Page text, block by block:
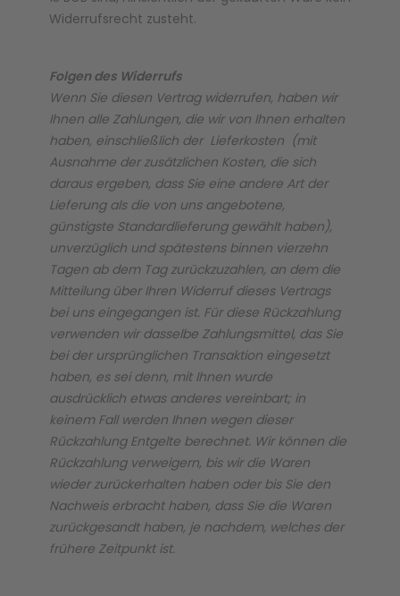
Widerrufsrecht zusteht.
Folgen des Widerrufs
Wenn Sie diesen Vertrag widerrufen, haben wir
Ihnen alle Zahlungen, die wir von Ihnen erhalten
haben, einschließlich der Lieferkosten (mit
Ausnahme der zusätzlichen Kosten, die sich
daraus ergeben, dass Sie eine andere Art der
Lieferung als die von uns angebotene,
günstigste Standardlieferung gewählt haben),
unverzüglich und spätestens binnen vierzehn
Tagen ab dem Tag zurückzuzahlen, an dem die
Mitteilung über Ihren Widerruf dieses Vertrags
bei uns eingegangen ist. Für diese Rückzahlung
verwenden wir dasselbe Zahlungsmittel, das Sie
bei der ursprünglichen Transaktion eingesetzt
haben, es sei denn, mit Ihnen wurde
ausdrücklich etwas anderes vereinbart; in
keinem Fall werden Ihnen wegen dieser
Rückzahlung Entgelte berechnet. Wir können die
Rückzahlung verweigern, bis wir die Waren
wieder zurückerhalten haben oder bis Sie den
Nachweis erbracht haben, dass Sie die Waren
zurückgesandt haben, je nachdem, welches der
frühere Zeitpunkt ist.